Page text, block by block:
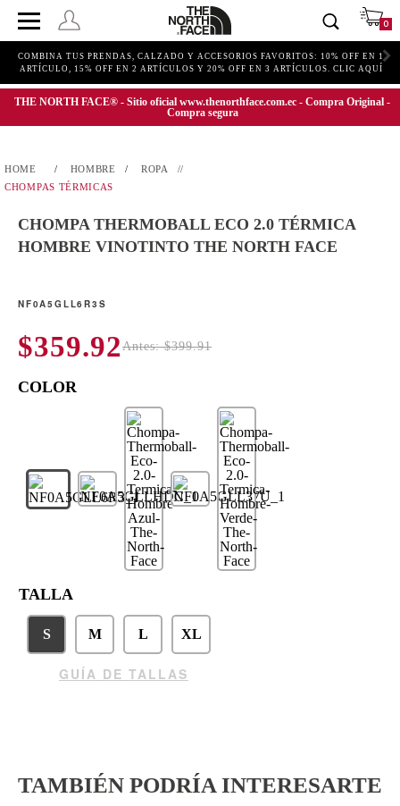
0
COMBINA TUS PRENDAS, CALZADO Y ACCESORIOS FAVORITOS: 10% OFF EN 1
ARTÍCULO, 15% OFF EN 2 ARTÍCULOS Y 20% OFF EN 3 ARTÍCULOS. CLIC AQUÍ
THE NORTH FACE® - Sitio oficial www.thenorthface.com.ec - Compra Original -
Compra segura
HOMBRE
ROPA
CHOMPAS TÉRMICAS
CHOMPA THERMOBALL ECO 2.0 TÉRMICA
HOMBRE VINOTINTO THE NORTH FACE
NF0A5GLL6R3S
$359.92 Antes: $399.91
TALLA
S M L XL
GUÍA DE TALLAS
TAMBIÉN PODRÍA INTERESARTE